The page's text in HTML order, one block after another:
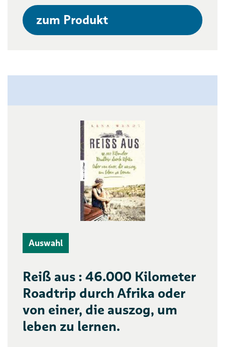
zum Produkt
Auswahl
Reiß aus : 46.000 Kilometer
Roadtrip durch Afrika oder
von einer, die auszog, um
leben zu lernen.